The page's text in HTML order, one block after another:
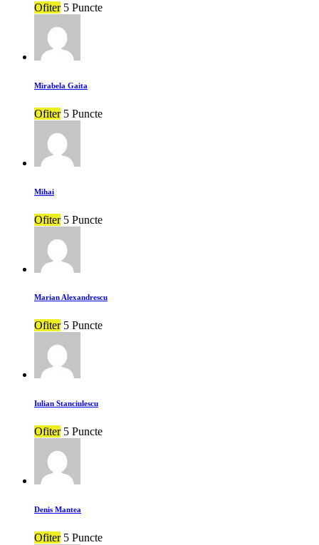
Ofiter 5 Puncte
Mirabela Gaita
Ofiter 5 Puncte
Mihai
Ofiter 5 Puncte
Marian Alexandrescu
Ofiter 5 Puncte
Iulian Stanciulescu
Ofiter 5 Puncte
Denis Mantea
Ofiter 5 Puncte